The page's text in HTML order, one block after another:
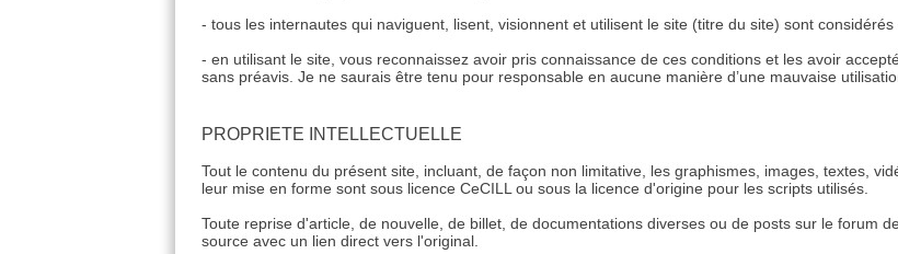
- tous les internautes qui naviguent, lisent, visionnent et utilisent le site (titre du site) sont considérés
- en utilisant le site, vous reconnaissez avoir pris connaissance de ces conditions et les avoir
sans préavis. Je ne saurais être tenu pour responsable en aucune manière d’une mauvaise
PROPRIETE INTELLECTUELLE
Tout le contenu du présent site, incluant, de façon non limitative, les graphismes, images, textes,
leur mise en forme sont sous licence CeCILL ou sous la licence d'origine pour les scripts utilisés.
Toute reprise d'article, de nouvelle, de billet, de documentations diverses ou de posts sur le forum
source avec un lien direct vers l'original.